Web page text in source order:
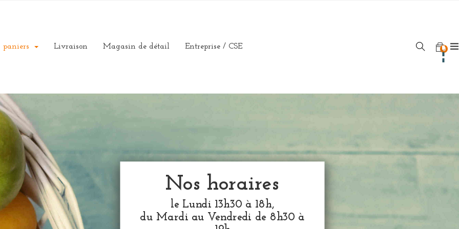
paniers Livraison Magasin de détail Entreprise / CSE 0
Nos horaires
le Lundi 13h30 à 18h,
du Mardi au Vendredi de 8h30 à